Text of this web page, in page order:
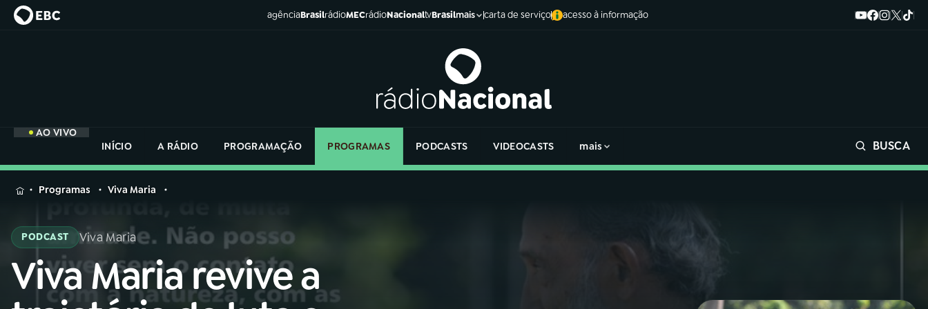
agênciaBrasilrádioMECrádioNacionaltvBrasilmais carta de serviço acesso à informação
AO VIVO
INÍCIO
A RÁDIO PROGRAMAÇÃO PROGRAMAS PODCASTS VIDEOCASTS mais BUSCA
MENU
Buscar
na
Rádio
Buscar
AO VIVO
na
Rádio
Nacional
Programas Viva Maria
PODCAST Viva Maria
Viva Maria revive a